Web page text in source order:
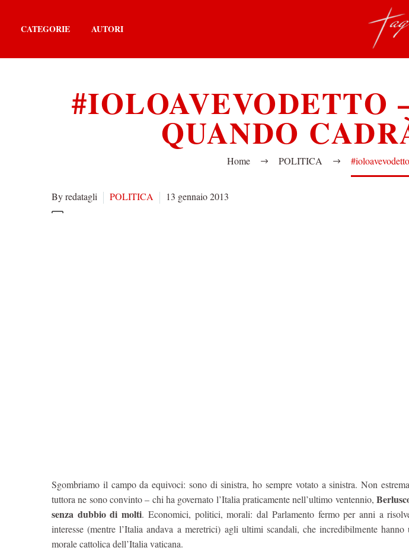
CATEGORIE AUTORI
#IOLOAVEVODETTO
QUANDO
Home POLITICA
By redatagli POLITICA 13 gennaio 2013
Sgombriamo il campo da equivoci: sono di sinistra, ho sempre votato a sinistra. Non
tuttora ne sono convinto – chi ha governato l’Italia praticamente nell’ultimo ventennio,
senza dubbio di molti. Economici, politici, morali: dal Parlamento fermo per anni a
interesse (mentre l’Italia andava a meretrici) agli ultimi scandali, che incredibilmente
morale cattolica dell’Italia vaticana.